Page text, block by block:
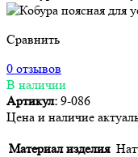
Сравнить
0 отзывов
В наличии
Артикул: 9-086
Цена и наличие
Материал изделия